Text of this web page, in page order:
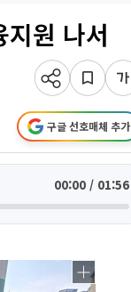
원 나서
구글 선호매체 추가
00:00 / 01:56